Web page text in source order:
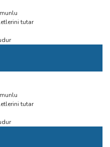
tutar
tutar